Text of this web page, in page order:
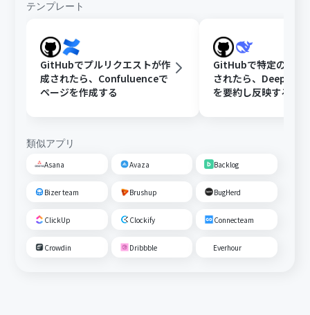
テンプレート
GitHubでプルリクエストが作
成されたら、Confuluenceで
ページを作成する
GitHubで特定の
されたら、
を要約し反映する
類似アプリ
Asana Avaza Backlog
Bizer team Brushup BugHerd
ClickUp Clockify Connecteam
Crowdin Dribbble Everhour